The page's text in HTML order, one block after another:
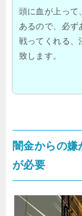
頭に血が上って
あるので、必ず
戦ってくれる、
致します。
闇金からの嫌
が必要